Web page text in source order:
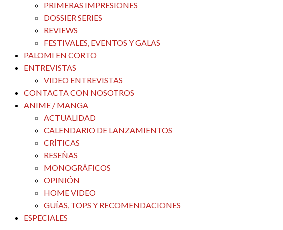
PRIMERAS IMPRESIONES
DOSSIER SERIES
REVIEWS
FESTIVALES, EVENTOS Y GALAS
PALOMI EN CORTO
ENTREVISTAS
VIDEO ENTREVISTAS
CONTACTA CON NOSOTROS
ANIME / MANGA
ACTUALIDAD
CALENDARIO DE LANZAMIENTOS
CRÍTICAS
RESEÑAS
MONOGRÁFICOS
OPINIÓN
HOME VIDEO
GUÍAS, TOPS Y RECOMENDACIONES
ESPECIALES